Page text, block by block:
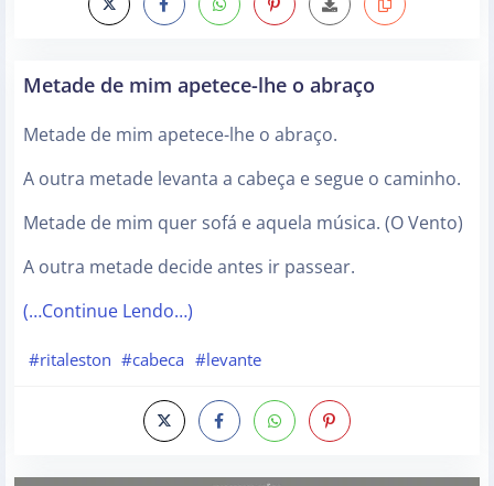
Metade de mim apetece-lhe o abraço
Metade de mim apetece-lhe o abraço.
A outra metade levanta a cabeça e segue o caminho.
Metade de mim quer sofá e aquela música. (O Vento)
A outra metade decide antes ir passear.
(…Continue Lendo…)
#ritaleston #cabeca #levante